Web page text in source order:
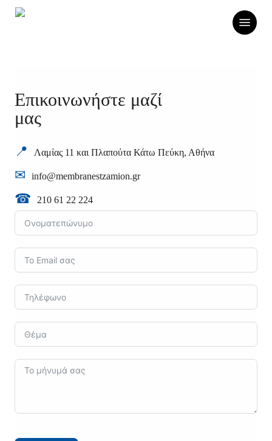
Menu
Επικοινωνήστε μαζί
μας
Λαμίας 11 και Πλαπούτα Κάτω Πεύκη, Αθήνα
info@membranestzamion.gr
210 61 22 224